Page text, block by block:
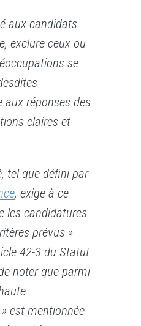
aux candidats
exclure ceux ou
se
réponses des
claires et
tel que défini par
, exige à ce
les candidatures
prévus »
42-3 du Statut
noter que parmi
est mentionnée